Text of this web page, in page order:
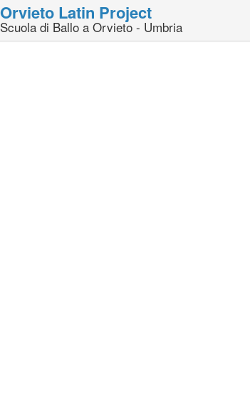
Orvieto Latin Project
Scuola di Ballo a Orvieto - Umbria